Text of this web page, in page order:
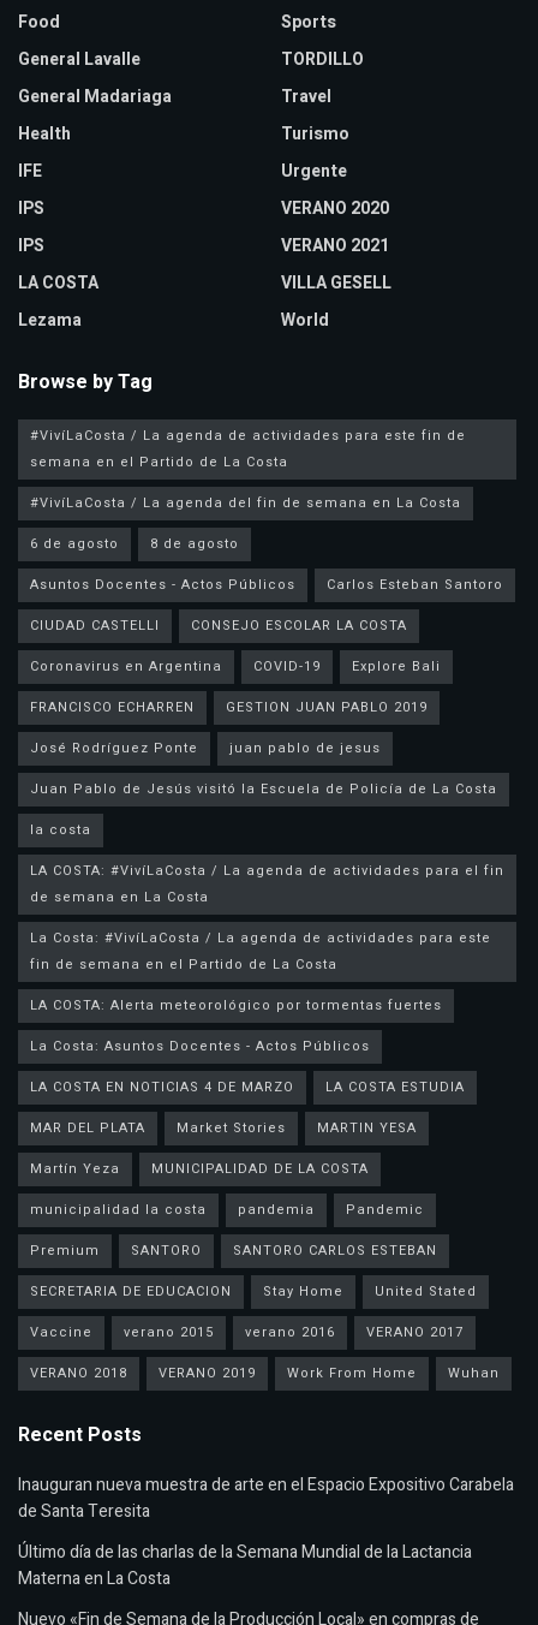
Food
General Lavalle
General Madariaga
Health
IFE
IPS
IPS
LA COSTA
Lezama
Sports
TORDILLO
Travel
Turismo
Urgente
VERANO 2020
VERANO 2021
VILLA GESELL
World
Browse by Tag
#VivíLaCosta / La agenda de actividades para este fin de
semana en el Partido de La Costa
#VivíLaCosta / La agenda del fin de semana en La Costa
6 de agosto
8 de agosto
Asuntos Docentes - Actos Públicos
Carlos Esteban Santoro
CIUDAD CASTELLI
CONSEJO ESCOLAR LA COSTA
Coronavirus en Argentina
COVID-19
Explore Bali
FRANCISCO ECHARREN
GESTION JUAN PABLO 2019
José Rodríguez Ponte
juan pablo de jesus
la costa
LA COSTA: #VivíLaCosta / La agenda de actividades para el fin
de semana en La Costa
La Costa: #VivíLaCosta / La agenda de actividades para este
fin de semana en el Partido de La Costa
LA COSTA: Alerta meteorológico por tormentas fuertes
La Costa: Asuntos Docentes - Actos Públicos
LA COSTA EN NOTICIAS 4 DE MARZO
LA COSTA ESTUDIA
MAR DEL PLATA
Market Stories
MARTIN YESA
Martín Yeza
MUNICIPALIDAD DE LA COSTA
municipalidad la costa
pandemia
Pandemic
Premium
SANTORO
SANTORO CARLOS ESTEBAN
SECRETARIA DE EDUCACION
Stay Home
United Stated
Vaccine
verano 2015 verano 2016
VERANO 2017
VERANO 2018
VERANO 2019 Work From Home Wuhan
Recent Posts
Inauguran nueva muestra de arte en el Espacio Expositivo Carabela
de Santa Teresita
Último día de las charlas de la Semana Mundial de la Lactancia
Materna en La Costa
Nuevo «Fin de Semana de la Producción Local» en compras de